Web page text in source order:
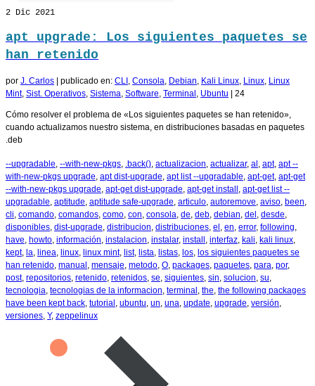
2 Dic 2021
apt upgrade: Los siguientes paquetes se
han retenido
por J. Carlos publicado en: CLI , Consola, Debian, Kali Linux, Linux, Linux
Mint, Sist. Operativos, Sistema, Software, Terminal , Ubuntu 24
Cómo resolver el problema de «Los siguientes paquetes se han retenido»,
cuando actualizamos nuestro sistema, en distribuciones basadas en paquetes
.deb
--upgradable, --with-new-pkgs, .back(), actualizacion, actualizar, al , apt, apt --
with-new-pkgs upgrade, apt dist-upgrade, apt list --upgradable, apt-get, apt-get
--with-new-pkgs upgrade, apt-get dist-upgrade, apt-get install , apt-get list --
upgradable, aptitude, aptitude safe-upgrade, articulo, autoremove, aviso, been,
cli, comando, comandos, como, con, consola, de, deb, debian, del , desde,
disponibles, dist-upgrade, distribucion, distribuciones, el , en, error, following,
have, howto, información, instalacion, instalar, install , interfaz, kali, kali linux,
kept, la, linea, linux, linux mint, list, lista, listas, los, los siguientes paquetes se
han retenido, manual , mensaje, metodo, O, packages, paquetes, para, por,
post, repositorios, retenido, retenidos, se, siguientes, sin, solucion, su,
tecnologia, tecnologias de la informacion, terminal , the, the following packages
have been kept back, tutorial , ubuntu, un, una, update, upgrade, versión,
versiones, Y, zeppelinux